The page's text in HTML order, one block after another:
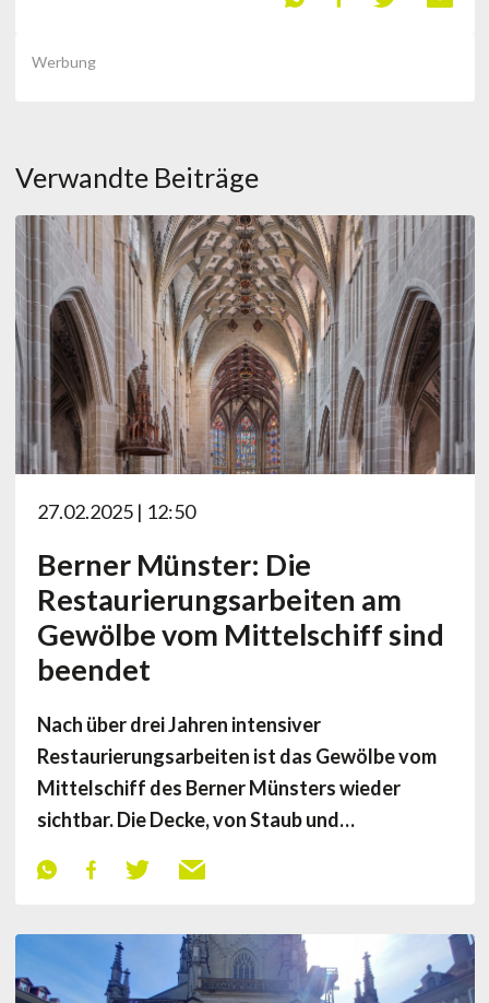
Werbung
Verwandte Beiträge
27.02.2025 | 12:50
Berner Münster: Die
Restaurierungsarbeiten am
Gewölbe vom Mittelschiff sind
beendet
Nach über drei Jahren intensiver
Restaurierungsarbeiten ist das Gewölbe vom
Mittelschiff des Berner Münsters wieder
sichtbar. Die Decke, von Staub und…